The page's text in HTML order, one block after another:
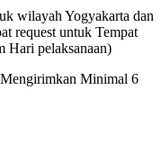
wilayah Yogyakarta dan
request untuk Tempat
Hari pelaksanaan)
Minimal 6